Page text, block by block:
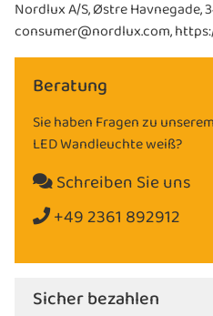
Nordlux A/S, Østre Havnegade,
consumer@nordlux.com,
Beratung
Sie haben Fragen zu
LED Wandleuchte weiß?
Schreiben Sie uns
+49 2361 892912
Sicher bezahlen